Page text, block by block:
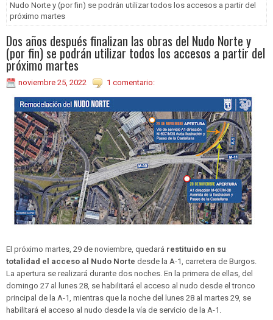
Nudo Norte y (por fin) se podrán utilizar todos los accesos a partir del
próximo martes
Dos años después finalizan las obras del Nudo Norte y
(por fin) se podrán utilizar todos los accesos a partir del
próximo martes
noviembre 25, 2022 1 comentario:
El próximo martes, 29 de noviembre, quedará restituido en su
totalidad el acceso al Nudo Norte desde la A-1, carretera de Burgos.
La apertura se realizará durante dos noches. En la primera de ellas, del
domingo 27 al lunes 28, se habilitará el acceso al nudo desde el tronco
principal de la A-1, mientras que la noche del lunes 28 al martes 29, se
habilitará el acceso al nudo desde la vía de servicio de la A-1.